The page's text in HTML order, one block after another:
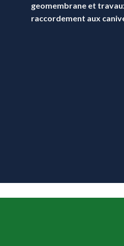
geomembrane et
raccordement aux